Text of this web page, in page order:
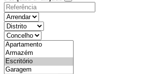
objective
districtId
countyId
types